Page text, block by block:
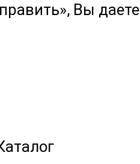
Вы даете